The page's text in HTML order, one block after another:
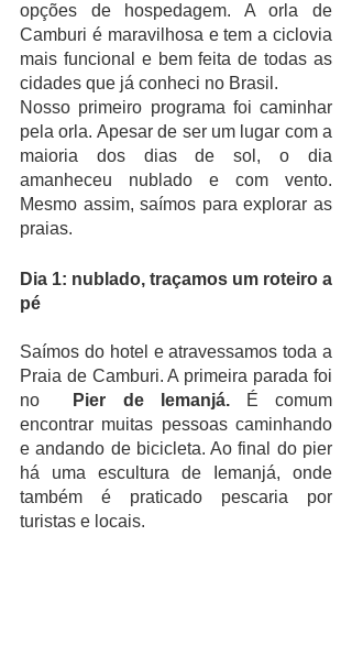
opções de hospedagem. A orla de
Camburi é maravilhosa e tem a ciclovia
mais funcional e bem feita de todas as
cidades que já conheci no Brasil.
Nosso primeiro programa foi caminhar
pela orla. Apesar de ser um lugar com a
maioria dos dias de sol, o dia
amanheceu nublado e com vento.
Mesmo assim, saímos para explorar as
praias.
Dia 1: nublado, traçamos um roteiro a
pé
Saímos do hotel e atravessamos toda a
Praia de Camburi. A primeira parada foi
no
Pier de Iemanjá. É comum
encontrar muitas pessoas caminhando
e andando de bicicleta. Ao final do pier
há uma escultura de Iemanjá, onde
também é praticado pescaria por
turistas e locais.